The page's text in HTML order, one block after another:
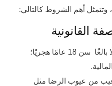
وتتمثل أهم الشروط كالتالي:
يجب أن يكون المتعاقد عاقلًا بالغًا سن 18 عامًا هجريًا؛
من عيوب الرضا مثل